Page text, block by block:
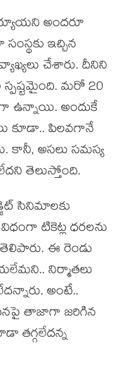
అంద‌రూ
ఇచ్చిన
చేశారు. దీనిని
స్ప‌ష్ట‌మైంది. మ‌రో 20
ఉన్నాయి. అందుకే
కూడా.. పిల‌వ‌గానే
కానీ, అస‌లు స‌మ‌స్య
తెలుస్తోంది.
సినిమాల‌కు
టికెట్ల ధ‌ర‌ల‌ను
ఈ రెండు
నిర్మాత‌లు
అంటే..
తాజాగా జ‌రిగిన
త‌గ్గ‌లేద‌న్న